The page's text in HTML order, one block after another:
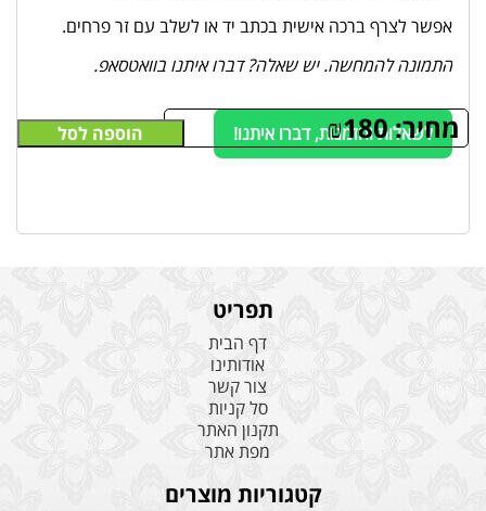
אפשר לצרף ברכה אישית בכתב יד או לשלב עם זר פרחים.
התמונה להמחשה. יש שאלה? דברו איתנו בוואטסאפ.
מחיר: ₪180 הוספה לסל לשאלות והזמנות, דברו איתנו!
תפריט
דף הבית
אודותינו
צור קשר
סל קניות
תקנון האתר
מפת אתר
קטגוריות מוצרים